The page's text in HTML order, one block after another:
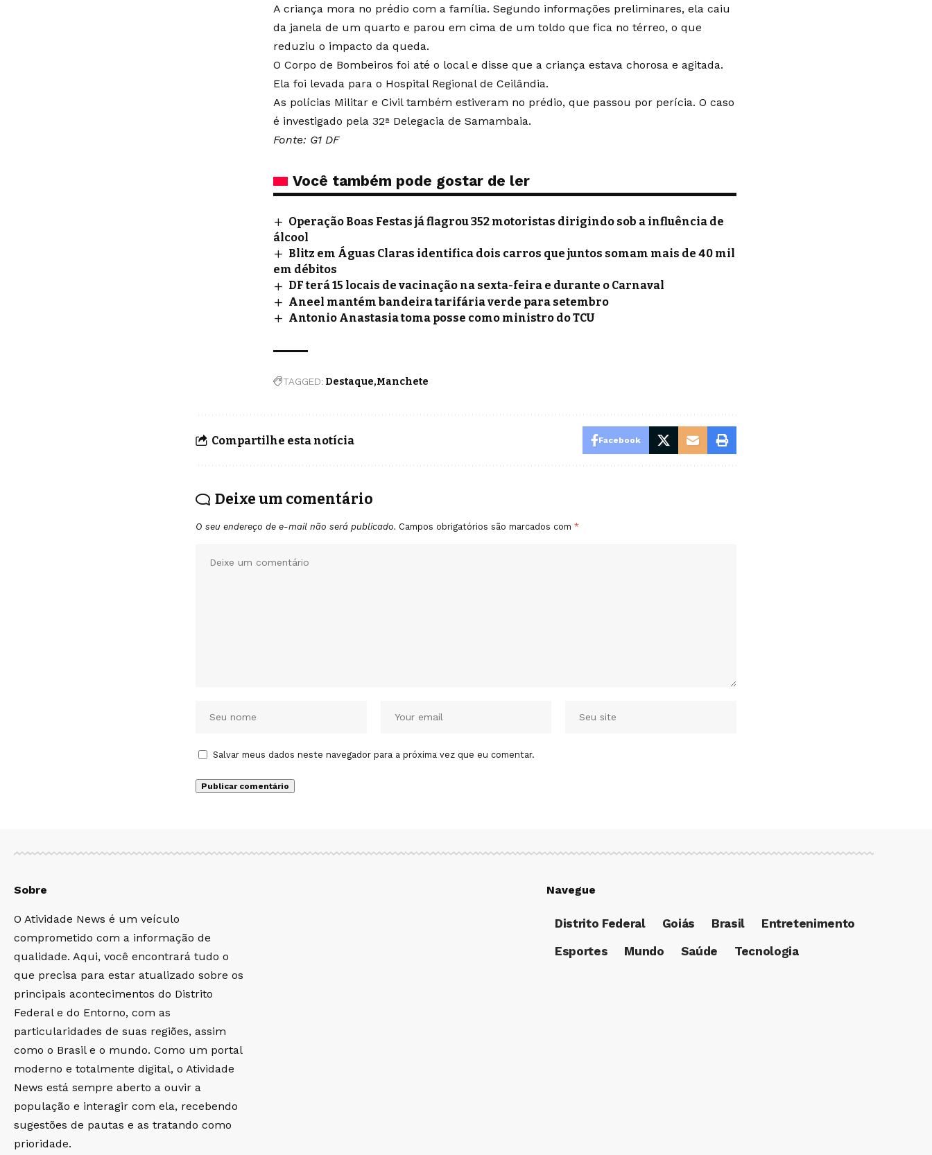
A criança mora no prédio com a família. Segundo informações preliminares, ela caiu
da janela de um quarto e parou em cima de um toldo que fica no térreo, o que
reduziu o impacto da queda.
O Corpo de Bombeiros foi até o local e disse que a criança estava chorosa e agitada.
Ela foi levada para o Hospital Regional de Ceilândia.
As polícias Militar e Civil também estiveram no prédio, que passou por perícia. O caso
é investigado pela 32ª Delegacia de Samambaia.
Fonte: G1 DF
Você também pode gostar de ler
Operação Boas Festas já flagrou 352 motoristas dirigindo sob a influência de
álcool
Blitz em Águas Claras identifica dois carros que juntos somam mais de 40 mil
em débitos
DF terá 15 locais de vacinação na sexta-feira e durante o Carnaval
Aneel mantém bandeira tarifária verde para setembro
Antonio Anastasia toma posse como ministro do TCU
TAGGED: Destaque Manchete
Compartilhe esta notícia Facebook
Deixe um comentário
O seu endereço de e-mail não será publicado. Campos obrigatórios são marcados com *
Salvar meus dados neste navegador para a próxima vez que eu comentar.
Sobre
O Atividade News é um veículo
comprometido com a informação de
qualidade. Aqui, você encontrará tudo o
que precisa para estar atualizado sobre os
principais acontecimentos do Distrito
Federal e do Entorno, com as
particularidades de suas regiões, assim
como o Brasil e o mundo. Como um portal
moderno e totalmente digital, o Atividade
News está sempre aberto a ouvir a
população e interagir com ela, recebendo
sugestões de pautas e as tratando como
prioridade.
Navegue
Distrito Federal Goiás Brasil
Entretenimento
Esportes
Mundo Saúde Tecnologia